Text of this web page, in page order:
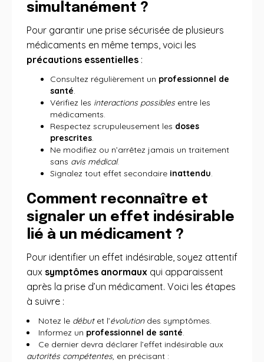
simultanément ?
Pour garantir une prise sécurisée de plusieurs
médicaments en même temps, voici les
précautions essentielles :
Consultez régulièrement un professionnel de
santé.
Vérifiez les interactions possiblesentre les
médicaments.
Respectez scrupuleusement les doses
prescrites.
Ne modifiez ou n’arrêtez jamais un traitement
sans avis médical.
Signalez tout effet secondaire inattendu.
Comment reconnaître et
signaler un effet indésirable
lié à un médicament ?
Pour identifier un effet indésirable, soyez attentif
aux symptômes anormaux qui apparaissent
après la prise d’un médicament. Voici les étapes
à suivre :
Notez le débutet l’évolutiondes symptômes.
Informez un professionnel de santé.
Ce dernier devra déclarer l’effet indésirable aux
autorités compétentes, en précisant :